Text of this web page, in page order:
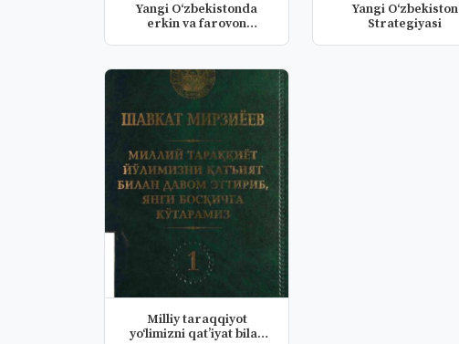
Yangi Oʻzbekistonda
erkin va farovon
Yangi O‘zbekiston
Strategiyasi
Milliy taraqqiyot
yo‘limizni qatʼiyat bilan